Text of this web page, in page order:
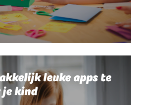
leuke apps te
je kind